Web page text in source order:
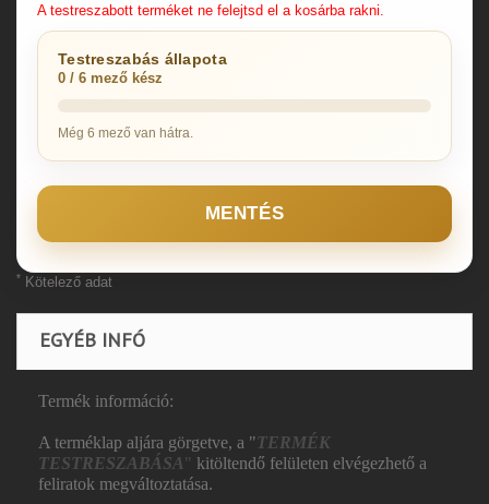
A testreszabott terméket ne felejtsd el a kosárba rakni.
Testreszabás állapota
0 / 6 mező kész
Még 6 mező van hátra.
MENTÉS
* Kötelező adat
EGYÉB INFÓ
Termék információ:
A terméklap aljára görgetve, a "TERMÉK
TESTRESZABÁSA" kitöltendő felületen elvégezhető a
feliratok megváltoztatása.